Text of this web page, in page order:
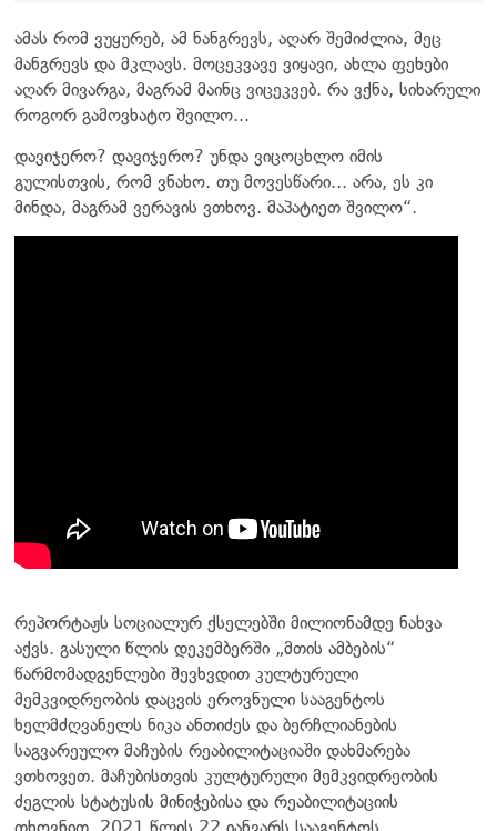
ამას რომ ვუყურებ, ამ ნანგრევს, აღარ შემიძლია, მეც
მანგრევს და მკლავს. მოცეკვავე ვიყავი, ახლა ფეხები
აღარ მივარგა, მაგრამ მაინც ვიცეკვებ. რა ვქნა, სიხარული
როგორ გამოვხატო შვილო...
დავიჯერო? დავიჯერო? უნდა ვიცოცხლო იმის
გულისთვის, რომ ვნახო. თუ მოვესწარი... არა, ეს კი
მინდა, მაგრამ ვერავის ვთხოვ. მაპატიეთ შვილო“.
რეპორტაჟს სოციალურ ქსელებში მილიონამდე ნახვა
აქვს. გასული წლის დეკემბერში „მთის ამბების“
წარმომადგენლები შევხვდით კულტურული
მემკვიდრეობის დაცვის ეროვნული სააგენტოს
ხელმძღვანელს ნიკა ანთიძეს და ბერჩლიანების
საგვარეულო მაჩუბის რეაბილიტაციაში დახმარება
ვთხოვეთ. მაჩუბისთვის კულტურული მემკვიდრეობის
ძეგლის სტატუსის მინიჭებისა და რეაბილიტაციის